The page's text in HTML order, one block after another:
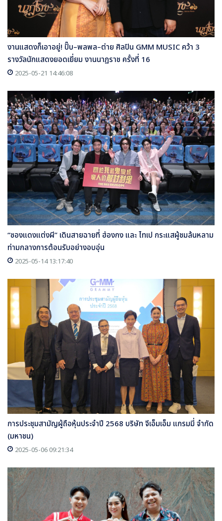
งานแสดงก็เอาอยู่! ปั๊บ–พลพล–ต่าย ศิลปิน GMM MUSIC คว้า 3
รางวัลนักแสดงยอดเยี่ยม งานนาฏราช ครั้งที่ 16
2025-05-21 14:46:08
“ซองแดงแต่งผี” เดินสายฉายที่ ฮ่องกง และ ไทเป กระแสผู้ชมล้นหลาม
ท่ามกลางการต้อนรับอย่างอบอุ่น
2025-05-14 13:17:40
การประชุมสามัญผู้ถือหุ้นประจำปี 2568 บริษัท จีเอ็มเอ็ม แกรมมี่ จำกัด
(มหาชน)
2025-05-06 09:21:34